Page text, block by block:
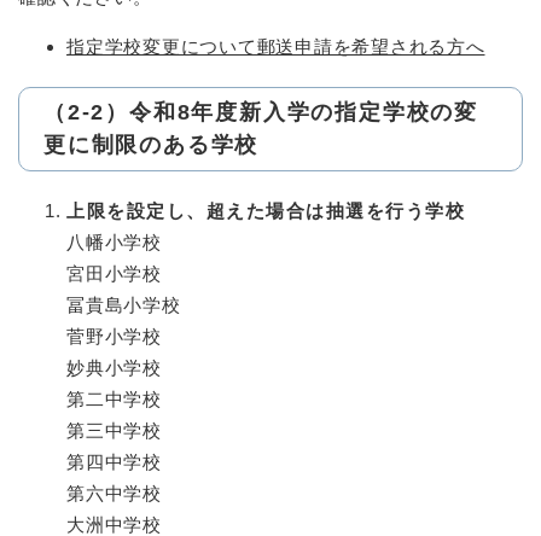
指定学校変更について郵送申請を希望される方へ
（2-2）令和8年度新入学の指定学校の変
更に制限のある学校
上限を設定し、超えた場合は抽選を行う学校
八幡小学校
宮田小学校
冨貴島小学校
菅野小学校
妙典小学校
第二中学校
第三中学校
第四中学校
第六中学校
大洲中学校